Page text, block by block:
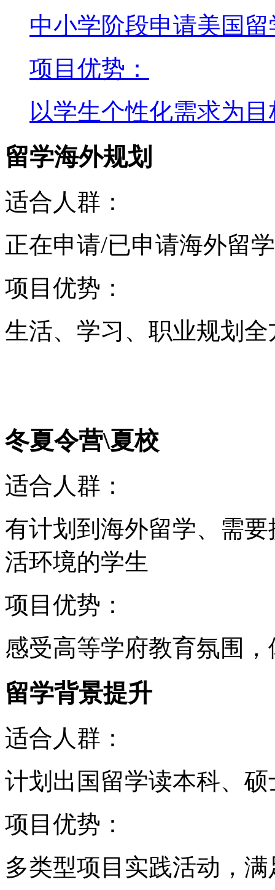
中小学阶段申请美国
项目优势：
以学生个性化需求为
留学海外规划
适合人群：
正在申请/已申请海外留
项目优势：
生活、学习、职业规划
冬夏令营\夏校
适合人群：
有计划到海外留学、需
活环境的学生
项目优势：
感受高等学府教育氛围
留学背景提升
适合人群：
计划出国留学读本科、
项目优势：
多类型项目实践活动，